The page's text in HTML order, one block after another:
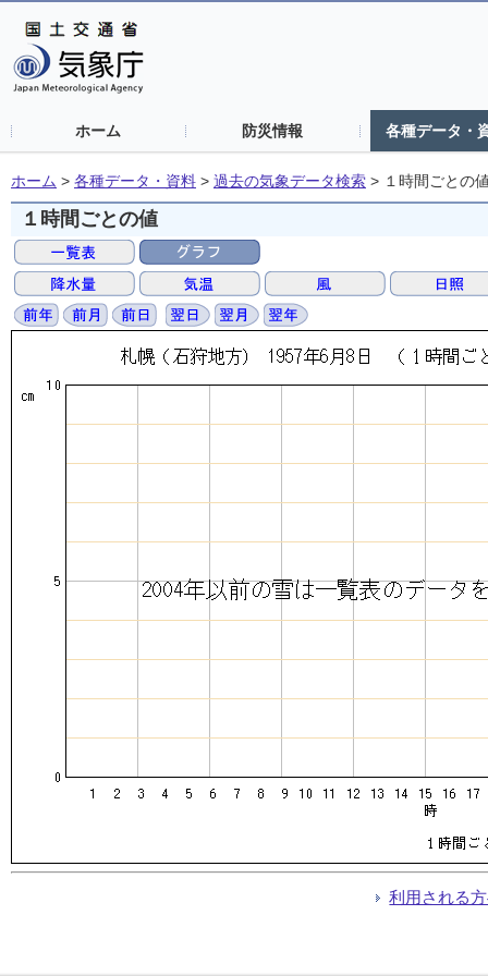
ホーム 防災情報 各種データ・
ホーム > 各種データ・資料 > 過去の気象データ検索 > １時間ごとの
１時間ごとの値
利用される